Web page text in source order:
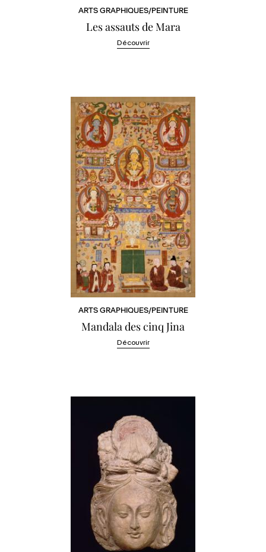
ARTS GRAPHIQUES/PEINTURE
Les assauts de Mara
Découvrir
ARTS GRAPHIQUES/PEINTURE
Mandala des cinq Jina
Découvrir